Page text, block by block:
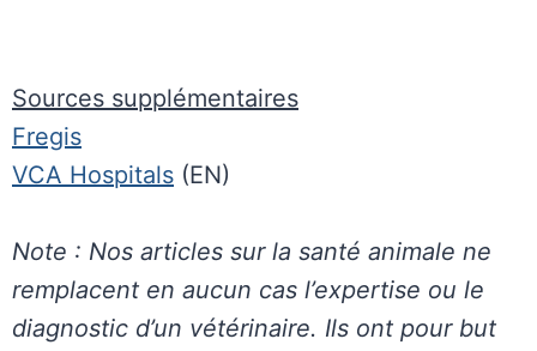
Sources supplémentaires
Fregis
VCA Hospitals (EN)
Note : Nos articles sur la santé animale ne
remplacent en aucun cas l’expertise ou le
diagnostic d’un vétérinaire. Ils ont pour but